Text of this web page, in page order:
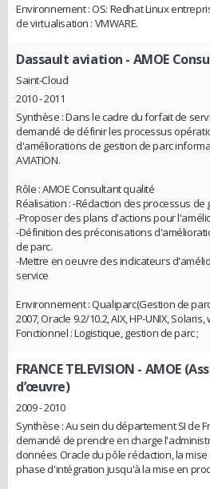
Environnement : OS: Redhat Linux
de virtualisation : VMWARE.
Dassault aviation - AMOE
Saint-Cloud
2010 - 2011
Synthèse : Dans le cadre du forfait de
demandé de définir les processus
d'améliorations de gestion de parc
AVIATION.
Rôle : AMOE Consultant qualité
Réalisation : -Rédaction des processus de
-Proposer des plans d'actions pour
-Définition des préconisations
de parc.
-Mettre en oeuvre des indicateurs
service
Environnement : Qualiparc(Gestion de
2007, Oracle 9.2/10.2, AIX, HP-UNIX,
Fonctionnel : Logistique, gestion de parc ;
FRANCE TELEVISION - AMOE
d’œuvre)
2009 - 2010
Synthèse : Au sein du département SI de
demandé de prendre en charge
données Oracle du pôle rédaction, la
phase d'intégration jusqu'à la mise en